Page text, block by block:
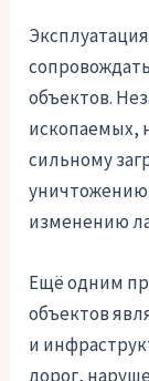
объектов.
ископаемых,
сильному
уничтожению
изменению
Ещё одним
объектов
и
дорог,